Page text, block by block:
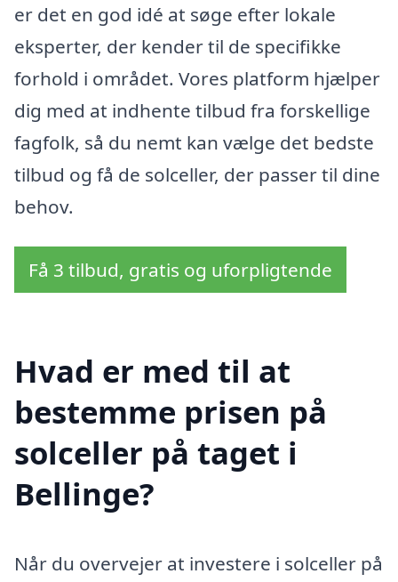
er det en god idé at søge efter lokale
eksperter, der kender til de specifikke
forhold i området. Vores platform hjælper
dig med at indhente tilbud fra forskellige
fagfolk, så du nemt kan vælge det bedste
tilbud og få de solceller, der passer til dine
behov.
Få 3 tilbud, gratis og uforpligtende
Hvad er med til at
bestemme prisen på
solceller på taget i
Bellinge?
Når du overvejer at investere i solceller på